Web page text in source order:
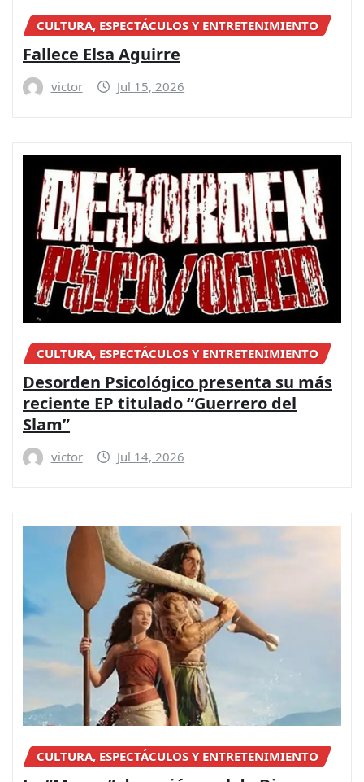
CULTURA, ESPECTÁCULOS Y ENTRETENIMIENTO
Fallece Elsa Aguirre
victor Jul 15, 2026
CULTURA, ESPECTÁCULOS Y ENTRETENIMIENTO
Desorden Psicológico presenta su más
reciente EP titulado “Guerrero del
Slam”
victor Jul 14, 2026
CULTURA, ESPECTÁCULOS Y ENTRETENIMIENTO